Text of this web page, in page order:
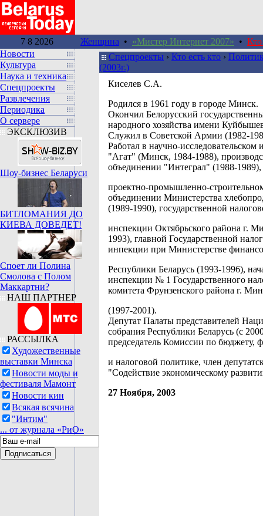
7 8 2026 Женщина • «Мистер Интернет 2007» • Кто
Новости
Культура
Наука и техника
Спецпроекты
Развлечения
Периодика
О сервере
ЭКСКЛЮЗИВ
Шоу-бизнес Беларуси
БИТЛОМАНИЯ ДО
КИЕВА ДОВЕДЕТ!
Споет ли Полина
Смолова с Полом
Маккартни?
НАШ ПАРТНЕР
РАССЫЛКА
Художественные
выставки Минска
Новости моды и
фестиваля Мамонт
Новости кин
Всякая всячина
"Интим"
... от журнала «РиО»
Спецпроекты › Кто есть кто ›
(2003г.)
Киселев С.А.
Родился в 1961 году в городе Минск.
Окончил Белорусский
народного хозяйства имени
Служил в Советской Армии (1982-
Работал в научно-исследовательском
"Агат" (Минск, 1984-1988),
объединении "Интеграл" (1988-1989),
проектно-промышленно-
объединении Министерства
(1989-1990), государственной
инспекции Октябрьского района г.
1993), главной Государственной
инпекции при Министерстве
Республики Беларусь (1993-1996),
инспекции № 1 Государственного
комитета Фрунзенского района г.
(1997-2001).
Депутат Палаты представителей
собрания Республики Беларусь (с
председатель Комиссии по бюджету,
и налоговой политике, член
"Содействие экономическому
27 Ноября, 2003